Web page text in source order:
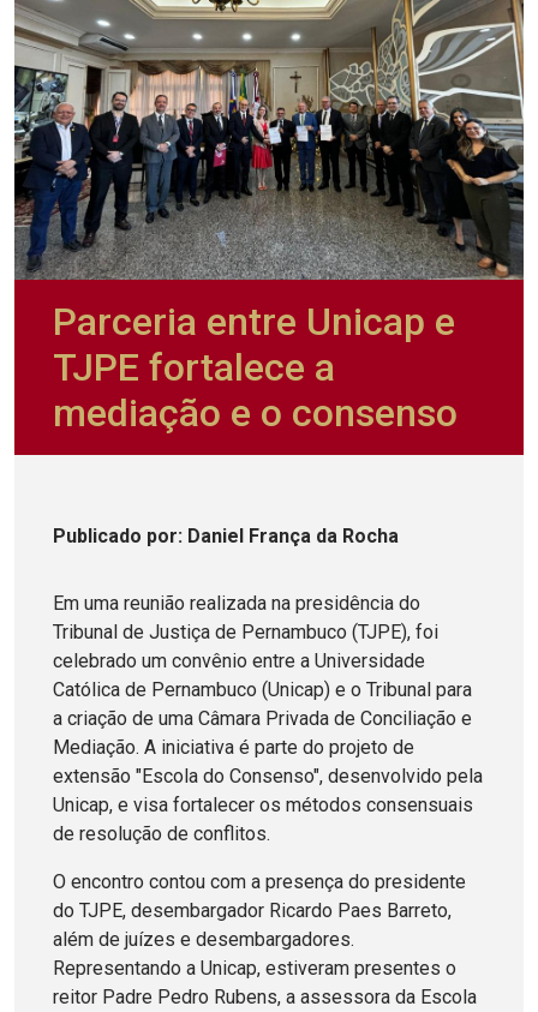
Parceria entre Unicap e
TJPE fortalece a
mediação e o consenso
Publicado por: Daniel França da Rocha
Em uma reunião realizada na presidência do
Tribunal de Justiça de Pernambuco (TJPE), foi
celebrado um convênio entre a Universidade
Católica de Pernambuco (Unicap) e o Tribunal para
a criação de uma Câmara Privada de Conciliação e
Mediação. A iniciativa é parte do projeto de
extensão "Escola do Consenso", desenvolvido pela
Unicap, e visa fortalecer os métodos consensuais
de resolução de conflitos.
O encontro contou com a presença do presidente
do TJPE, desembargador Ricardo Paes Barreto,
além de juízes e desembargadores.
Representando a Unicap, estiveram presentes o
reitor Padre Pedro Rubens, a assessora da Escola